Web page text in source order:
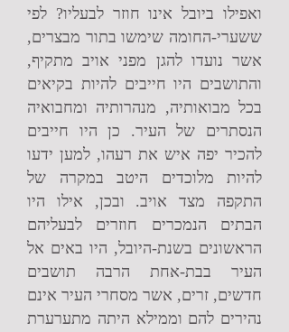
ואפילו ביובל אינו חוזר לבעליו? לפי
ששערי-החומה שימשו בתור מבצרים,
אשר נועדו להגן מפני אויב מתקיף,
והתושבים היו חייבים להיות בקיאים
בכל מבואותיה, מנהרותיה ומחבואיה
הנסתרים של העיר. כן היו חייבים
להכיר יפה איש את רעהו, למען ידעו
להיות מלוכדים היטב במקרה של
התקפה מצד אויב. ובכן, אילו היו
הבתים הנמכרים חוזרים לבעליהם
הראשונים בשנת-היובל, היו באים אל
העיר בבת-אחת הרבה תושבים
חדשים, זרים, אשר מסחרי העיר אינם
נהירים להם וממילא היתה מתערערת